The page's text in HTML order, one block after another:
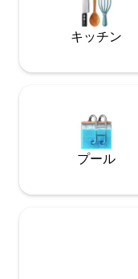
浴用のテラスとブド
楽しむことができま
キッチン
プール